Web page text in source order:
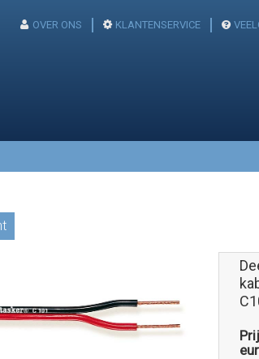
OVER ONS KLANTENSERVICE